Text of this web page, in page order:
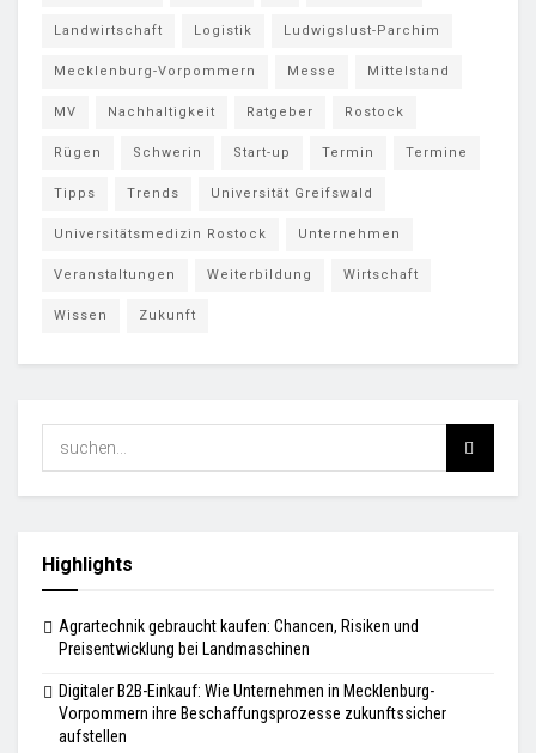
Landwirtschaft Logistik Ludwigslust-Parchim
Mecklenburg-Vorpommern Messe Mittelstand
MV Nachhaltigkeit Ratgeber Rostock
Rügen Schwerin Start-up Termin Termine
Tipps Trends Universität Greifswald
Universitätsmedizin Rostock Unternehmen
Veranstaltungen Weiterbildung Wirtschaft
Wissen Zukunft
Highlights
Agrartechnik gebraucht kaufen: Chancen, Risiken und
Preisentwicklung bei Landmaschinen
Digitaler B2B-Einkauf: Wie Unternehmen in Mecklenburg-
Vorpommern ihre Beschaffungsprozesse zukunftssicher
aufstellen